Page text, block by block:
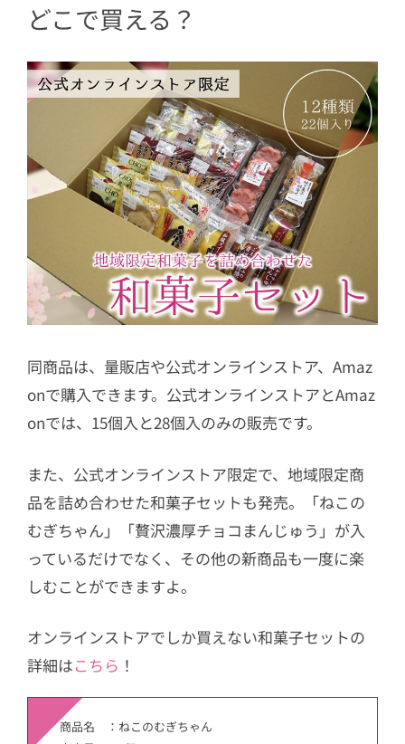
どこで買える？
同商品は、量販店や公式オンラインストア、Amaz
onで購入できます。公式オンラインストアとAmaz
onでは、15個入と28個入のみの販売です。
また、公式オンラインストア限定で、地域限定商
品を詰め合わせた和菓子セットも発売。「ねこの
むぎちゃん」「贅沢濃厚チョコまんじゅう」が入
っているだけでなく、その他の新商品も一度に楽
しむことができますよ。
オンラインストアでしか買えない和菓子セットの
詳細はこちら ！
商品名 ：ねこのむぎちゃん